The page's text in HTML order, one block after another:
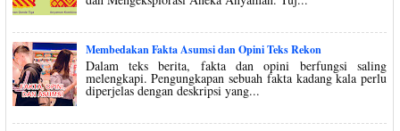
Membedakan Fakta Asumsi dan Opini Teks Rekon
Dalam teks berita, fakta dan opini berfungsi saling
melengkapi. Pengungkapan sebuah fakta kadang kala perlu
diperjelas dengan deskripsi yang...